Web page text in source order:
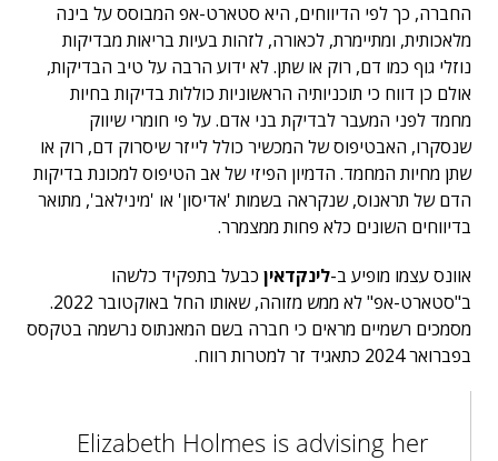
החברה, כך לפי הדיווחים, היא סטארט-אפ המבוסס על בינה
מלאכותית, ומתיימרת, לכאורה, לזהות בעיות בריאות מבדיקות
נוזלי גוף כמו דם, רוק או שתן. לא ידוע הרבה על טיב הבדיקות,
אולם כן דווח כי תוכניותיה הראשוניות כוללות בדיקות בחיות
מחמד לפני המעבר לבדיקת בני אדם. על פי חומרי שיווק
שנסקרו, האבטיפוס של המכשיר כולל לייזר שיסרוק דם, רוק או
שתן מחיות המחמד. הדמיון הפיזי של אב הטיפוס למכונת בדיקות
הדם של תראנוס, שנקראה בשמות 'אדיסון' או 'מינילאב', מתואר
בדיווחים השונים כלא פחות ממצמרר.
אוונס עצמו מופיע ב-לינקדאין כבעל בתפקיד כלשהו
ב"סטארט-אפ" לא ממש מזוהה, שאותו החל באוקטובר 2022.
מסמכים רשמיים מראים כי חברה בשם המאנתוס נרשמה בטקסס
בפברואר 2024 כתאגיד זר למטרות רווח.
Elizabeth Holmes is advising her